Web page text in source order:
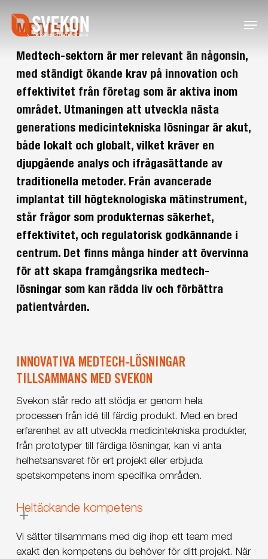
main
content
Menu
MEDTECH
Medtech-sektorn är mer relevant än någonsin,
med ständigt ökande krav på innovation och
effektivitet från företag som är aktiva inom
området. Utmaningen att utveckla nästa
generations medicintekniska lösningar är akut,
både lokalt och globalt, vilket kräver en
djupgående analys och ifrågasättande av
traditionella metoder. Från avancerade
implantat till högteknologiska mätinstrument,
står frågor som produkternas säkerhet,
effektivitet, och regulatorisk godkännande i
centrum. Det finns många hinder att övervinna
för att skapa framgångsrika medtech-
lösningar som kan rädda liv och förbättra
patientvården.
INNOVATIVA MEDTECH-LÖSNINGAR
TILLSAMMANS MED SVEKON
Svekon står redo att stödja er genom hela
processen från idé till färdig produkt. Med en bred
erfarenhet av att utveckla medicintekniska produkter,
från prototyper till färdiga lösningar, kan vi anta
helhetsansvaret för ert projekt eller erbjuda
spetskompetens inom specifika områden.
Heltäckande kompetens
Vi sätter tillsammans med dig ihop ett team med
exakt den kompetens du behöver för ditt projekt. När